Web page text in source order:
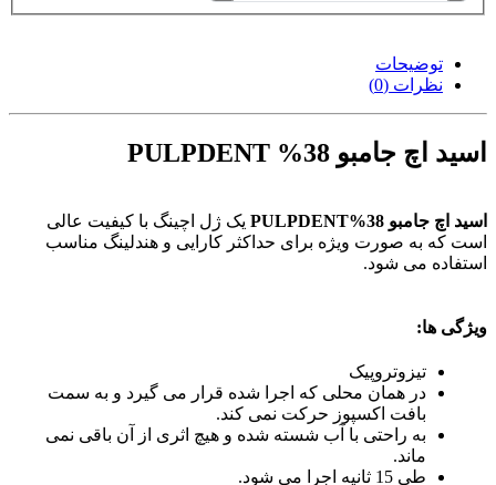
توضیحات
نظرات (0)
اسید اچ جامبو 38% PULPDENT
اسید اچ جامبو 38%PULPDENT
یک ژل اچینگ با کیفیت عالی
است که به صورت ویژه برای حداکثر کارایی و هندلینگ مناسب
استفاده می شود.
ویژگی ها:
تیزوتروپیک
در همان محلی که اجرا شده قرار می گیرد و به سمت
بافت اکسپوز حرکت نمی کند.
به راحتی با آب شسته شده و هیچ اثری از آن باقی نمی
ماند.
طی 15 ثانیه اجرا می شود.